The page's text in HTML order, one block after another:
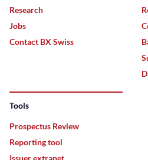
Research
Jobs
Contact BX Swiss
Tools
Prospectus Review
Reporting tool
Issuer extranet